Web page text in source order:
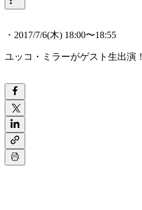
・2017/7/6(木) 18:00〜18:55
ユッコ・ミラーがゲスト生出演！